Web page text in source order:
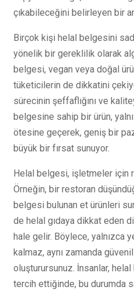
çıkabileceğini belirleyen bir
Birçok kişi helal belgesini
yönelik bir gereklilik olarak
belgesi, vegan veya doğal
tüketicilerin de dikkatini
sürecinin şeffaflığını ve
belgesine sahip bir ürün,
ötesine geçerek, geniş bir
büyük bir fırsat sunuyor.
Helal belgesi, işletmeler için
Örneğin, bir restoran
belgesi bulunan et ürünleri
de helal gıdaya dikkat eden
hale gelir. Böylece, yalnızca
kalmaz, aynı zamanda
oluşturursunuz. İnsanlar,
tercih ettiğinde, bu durumda